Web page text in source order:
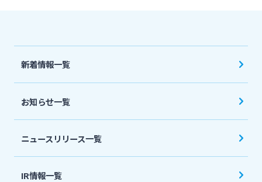
株主・投資家の皆さま
採用情報
新着情報一覧
お知らせ一覧
ニュースリリース一覧
IR情報一覧